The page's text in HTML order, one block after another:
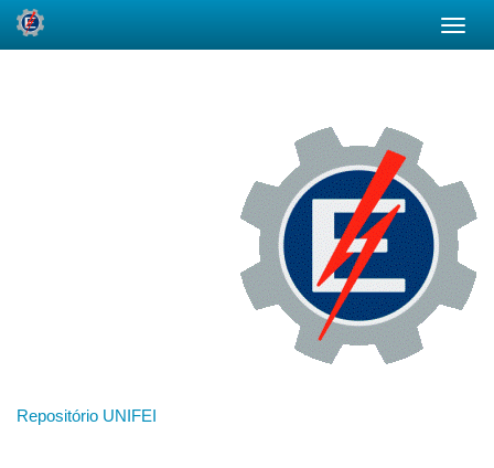
Repositório UNIFEI